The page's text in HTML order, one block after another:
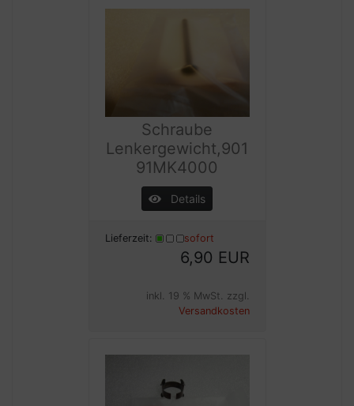
Schraube
Lenkergewicht,901
91MK4000
Details
Lieferzeit: sofort
6,90 EUR
inkl. 19 % MwSt. zzgl.
Versandkosten